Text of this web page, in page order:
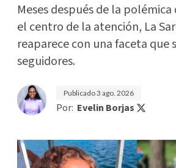
Meses después de la
el centro de la atención, La
reaparece con una faceta que
seguidores.
Publicado3 ago. 2026
Por: Evelin Borjas